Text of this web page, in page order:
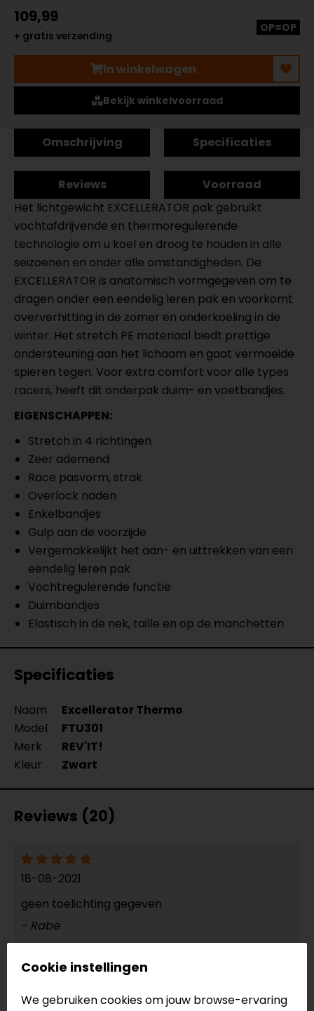
109,99
+ gratis verzending
OP=OP
In winkelwagen
Bekijk winkelvoorraad
Omschrijving Specificaties
Reviews
Voorraad
Het lichtgewicht EXCELLERATOR pak gebruikt
vochtafdrijvende en thermoregulerende
technologie om u koel en droog te houden in alle
seizoenen en onder alle omstandigheden. De
EXCELLERATOR is anatomisch vormgegeven om te
dragen onder een eendelig leren pak en voorkomt
oververhitting in de zomer en onderkoeling in de
winter. Het stretch PE materiaal biedt prettige
ondersteuning aan het lichaam en gaat vermoeide
spieren tegen. Voor extra comfort voor alle types
racers, heeft dit onderpak duim- en voetbandjes.
EIGENSCHAPPEN:
Stretch in 4 richtingen
Zeer ademend
Race pasvorm, strak
Overlock naden
Enkelbandjes
Gulp aan de voorzijde
Vergemakkelijkt het aan- en uittrekken van een
eendelig leren pak
Vochtregulerende functie
Duimbandjes
Elastisch in de nek, taille en op de manchetten
Specificaties
Naam
Excellerator Thermo
Model
FTU301
Merk
REV'IT!
Kleur
Zwart
Reviews (20)
18-08-2021
geen toelichting gegeven
- Rabe
Cookie instellingen
We gebruiken cookies om jouw browse-ervaring